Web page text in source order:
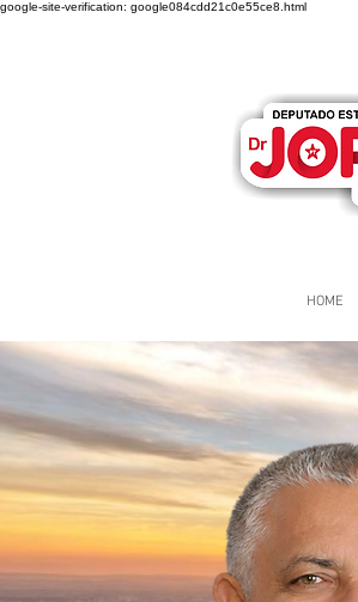
google-site-verification: google084cdd21c0e55ce8.html
HOME
Página Inicial